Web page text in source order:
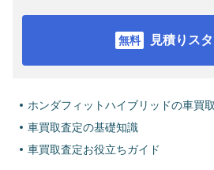
見積りス
ホンダフィットハイブリッドの車買
車買取査定の基礎知識
車買取査定お役立ちガイド